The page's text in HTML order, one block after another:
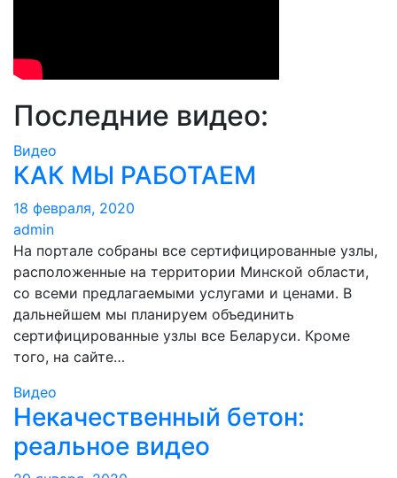
Последние видео:
Видео
КАК МЫ РАБОТАЕМ
18 февраля, 2020
admin
На портале собраны все сертифицированные узлы,
расположенные на территории Минской области,
со всеми предлагаемыми услугами и ценами. В
дальнейшем мы планируем объединить
сертифицированные узлы все Беларуси. Кроме
того, на сайте…
Видео
Некачественный бетон:
реальное видео